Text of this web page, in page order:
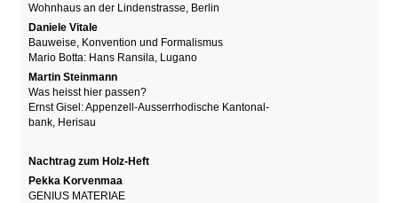
Wohnhaus an der Lindenstrasse, Berlin
Daniele Vitale
Bauweise, Konvention und Formalismus
Mario Botta: Hans Ransila, Lugano
Martin Steinmann
Was heisst hier passen?
Ernst Gisel: Appenzell-Ausserrhodische Kantonal-
bank, Herisau
Nachtrag zum Holz-Heft
Pekka Korvenmaa
GENIUS MATERIAE